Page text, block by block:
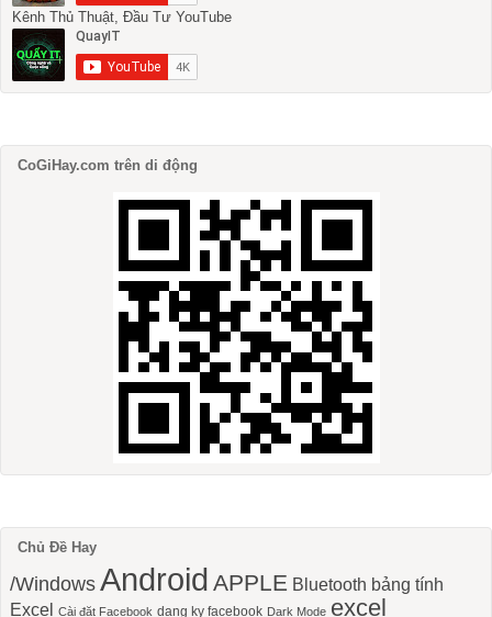
Kênh Thủ Thuật, Đầu Tư YouTube
CoGiHay.com trên di động
Chủ Đề Hay
/Windows Android APPLE Bluetooth bảng tính
Excel Cài đặt Facebook dang ky facebook Dark Mode excel